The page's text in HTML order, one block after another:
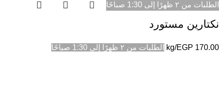
الطلبات من ٢ ظهرًا إلى 1:30 صباحًا
نكتارين مستورد
EGP 170.00
/kg الطلبات من ٢ ظهرًا إلى 1:30 صباحًا